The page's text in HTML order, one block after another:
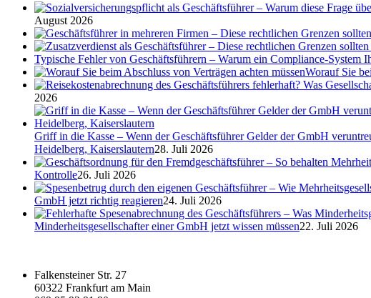
August 2026
Typische Fehler von Geschäftsführern – Warum ein Compliance-System
Worauf Sie
2026
Griff in die Kasse – Wenn der Geschäftsführer Gelder der GmbH
Heidelberg, Kaiserslautern28. Juli 2026
Kontrolle26. Juli 2026
GmbH jetzt richtig reagieren24. Juli 2026
Minderheitsgesellschafter einer GmbH jetzt wissen müssen22. Juli 2026
Falkensteiner Str. 27
60322 Frankfurt am Main